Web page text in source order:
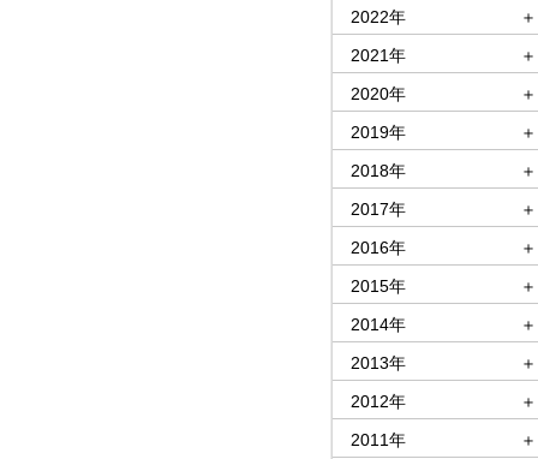
2022年
＋
2021年
＋
2020年
＋
2019年
＋
2018年
＋
2017年
＋
2016年
＋
2015年
＋
2014年
＋
2013年
＋
2012年
＋
2011年
＋